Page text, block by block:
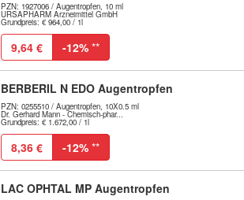
PZN: 1927006 / Augentropfen, 10 ml
URSAPHARM Arzneimittel GmbH
Grundpreis: € 964,00 / 1l
9,64 € -12% **
BERBERIL N EDO Augentropfen
PZN: 0255510 / Augentropfen, 10X0.5 ml
Dr. Gerhard Mann - Chemisch-phar...
Grundpreis: € 1.672,00 / 1l
8,36 € -12% **
LAC OPHTAL MP Augentropfen